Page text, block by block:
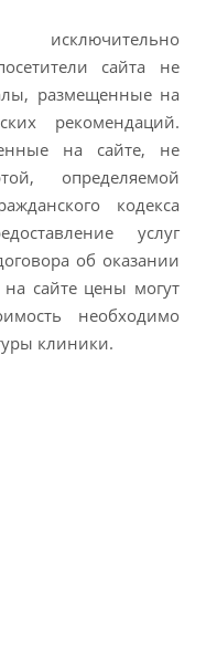
сайта не
размещенные на
рекомендаций.
на сайте, не
определяемой
кодекса
услуг
об оказании
сайте цены могут
необходимо
клиники.